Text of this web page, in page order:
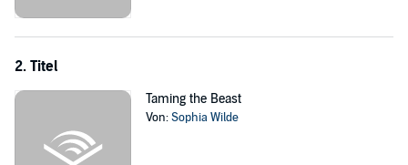
©2015 Our Pack Press (P)2016 Our Pack Press
2. Titel
Taming the Beast
Von:Sophia Wilde